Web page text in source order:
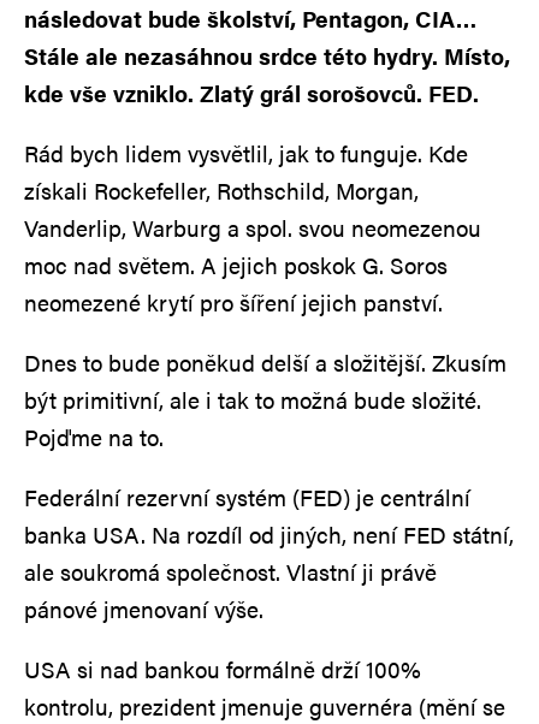
následovat bude školství, Pentagon, CIA…
Stále ale nezasáhnou srdce této hydry. Místo,
kde vše vzniklo. Zlatý grál sorošovců. FED.
Rád bych lidem vysvětlil, jak to funguje. Kde
získali Rockefeller, Rothschild, Morgan,
Vanderlip, Warburg a spol. svou neomezenou
moc nad světem. A jejich poskok G. Soros
neomezené krytí pro šíření jejich panství.
Dnes to bude poněkud delší a složitější. Zkusím
být primitivní, ale i tak to možná bude složité.
Pojďme na to.
Federální rezervní systém (FED) je centrální
banka USA. Na rozdíl od jiných, není FED státní,
ale soukromá společnost. Vlastní ji právě
pánové jmenovaní výše.
USA si nad bankou formálně drží 100%
kontrolu, prezident jmenuje guvernéra (mění se